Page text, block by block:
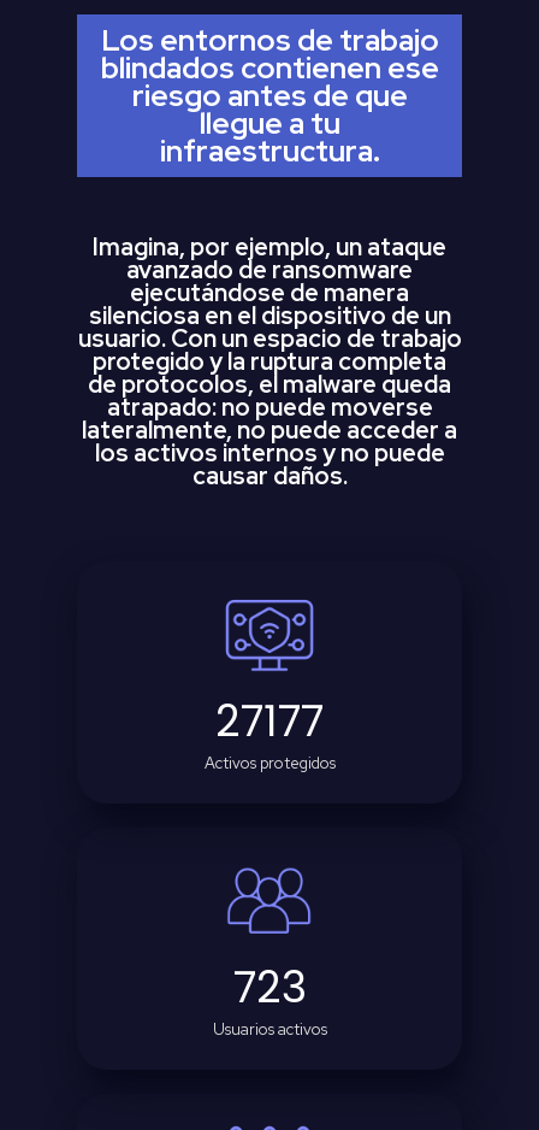
Los entornos de trabajo
blindados contienen ese
riesgo antes de que
llegue a tu
infraestructura.
Imagina, por ejemplo, un ataque
avanzado de ransomware
ejecutándose de manera
silenciosa en el dispositivo de un
usuario. Con un espacio de trabajo
protegido y la ruptura completa
de protocolos, el malware queda
atrapado: no puede moverse
lateralmente, no puede acceder a
los activos internos y no puede
causar daños.
27177
Activos protegidos
723
Usuarios activos